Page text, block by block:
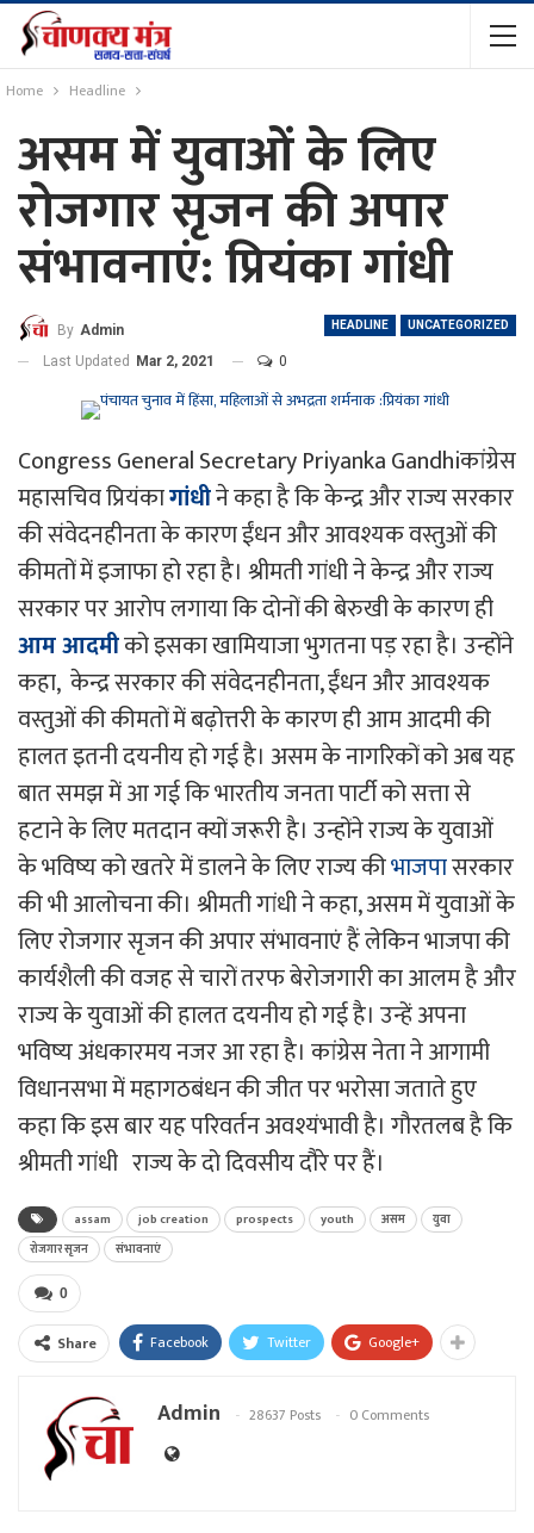
Home Headline
असम में युवाओं के लिए
रोजगार सृजन की अपार
संभावनाएं: प्रियंका गांधी
HEADLINE UNCATEGORIZED
By Admin
Last Updated Mar 2, 2021 0
Congress General Secretary Priyanka Gandhiकांग्रेस
महासचिव प्रियंकागांधीने कहा है कि केन्द्र और राज्य सरकार
की संवेदनहीनता के कारण ईंधन और आवश्यक वस्तुओं की
कीमतों में इजाफा हो रहा है। श्रीमती गांधी ने केन्द्र और राज्य
सरकार पर आरोप लगाया कि दोनों की बेरुखी के कारण ही
आम आदमीको इसका खामियाजा भुगतना पड़ रहा है। उन्होंने
कहा, केन्द्र सरकार की संवेदनहीनता, ईंधन और आवश्यक
वस्तुओं की कीमतों में बढ़ोत्तरी के कारण ही आम आदमी की
हालत इतनी दयनीय हो गई है। असम के नागरिकों को अब यह
बात समझ में आ गई कि भारतीय जनता पार्टी को सत्ता से
हटाने के लिए मतदान क्यों जरूरी है। उन्होंने राज्य के युवाओं
के भविष्य को खतरे में डालने के लिए राज्य कीभाजपासरकार
की भी आलोचना की। श्रीमती गांधी ने कहा, असम में युवाओं के
लिए रोजगार सृजन की अपार संभावनाएं हैं लेकिन भाजपा की
कार्यशैली की वजह से चारों तरफ बेरोजगारी का आलम है और
राज्य के युवाओं की हालत दयनीय हो गई है। उन्हें अपना
भविष्य अंधकारमय नजर आ रहा है। कांग्रेस नेता ने आगामी
विधानसभा में महागठबंधन की जीत पर भरोसा जताते हुए
कहा कि इस बार यह परिवर्तन अवश्यंभावी है। गौरतलब है कि
श्रीमती गांधी राज्य के दो दिवसीय दौरे पर हैं।
assam job creation prospects youth असम
युवा
रोजगार सृजन
संभावनाएं
0
Share Facebook Twitter Google+
Admin 28637 Posts 0 Comments